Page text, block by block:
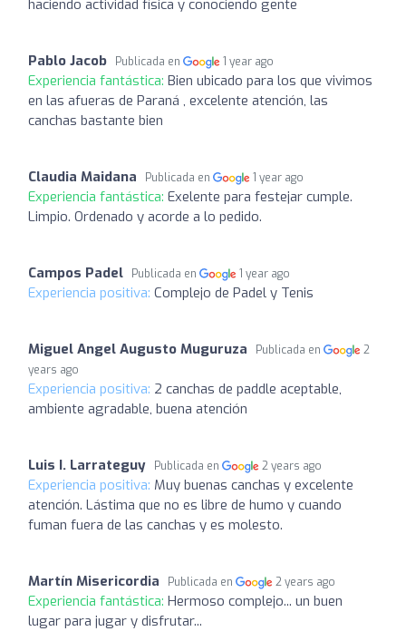
haciendo actividad física y conociendo gente
Pablo Jacob Publicada en 1 year ago
Experiencia fantástica: Bien ubicado para los que vivimos
en las afueras de Paraná , excelente atención, las
canchas bastante bien
Claudia Maidana Publicada en 1 year ago
Experiencia fantástica: Exelente para festejar cumple.
Limpio. Ordenado y acorde a lo pedido.
Campos Padel Publicada en 1 year ago
Experiencia positiva: Complejo de Padel y Tenis
Miguel Angel Augusto Muguruza Publicada en
2
years ago
Experiencia positiva: 2 canchas de paddle aceptable,
ambiente agradable, buena atención
Luis I. Larrateguy Publicada en 2 years ago
Experiencia positiva: Muy buenas canchas y excelente
atención. Lástima que no es libre de humo y cuando
fuman fuera de las canchas y es molesto.
Martín Misericordia Publicada en 2 years ago
Experiencia fantástica: Hermoso complejo... un buen
lugar para jugar y disfrutar...